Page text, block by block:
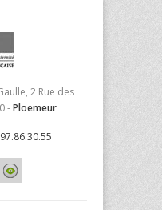
2 Rue des
-Ploemeur